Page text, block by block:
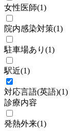
女性医師(1)
院内感染対策(1)
駐車場あり (1)
駅近(1)
対応言語(英語)(1)
診療内容
発熱外来(1)